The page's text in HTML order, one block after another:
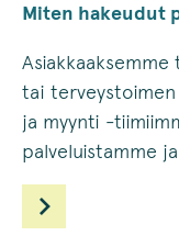
Miten hakeudut
tai
ja myynti -
palveluistamme